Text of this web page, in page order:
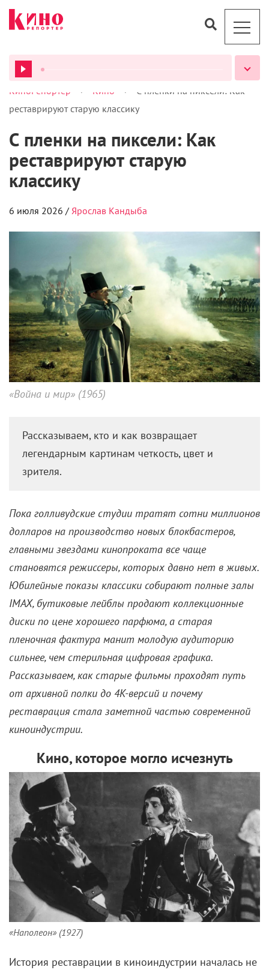
ВСЕ ПОДКАСТЫ
КиноРепортер > Кино >
С пленки на пиксели: Как
реставрируют старую классику
С пленки на пиксели: Как
реставрируют старую
классику
6 июля 2026 / Ярослав Кандыба
«Война и мир» (1965)
Рассказываем, кто и как возвращает
легендарным картинам четкость, цвет и
зрителя.
Пока голливудские студии тратят сотни миллионов
долларов на производство новых блокбастеров,
главными звездами кинопроката все чаще
становятся режиссеры, которых давно нет в живых.
Юбилейные показы классики собирают полные залы
IMAX, бутиковые лейблы продают коллекционные
диски по цене хорошего парфюма, а старая
пленочная фактура манит молодую аудиторию
сильнее, чем стерильная цифровая графика.
Рассказываем, как старые фильмы проходят путь
от архивной полки до 4K-версий и почему
реставрация стала заметной частью современной
киноиндустрии.
Кино, которое могло исчезнуть
«Наполеон» (1927)
История реставрации в киноиндустрии началась не